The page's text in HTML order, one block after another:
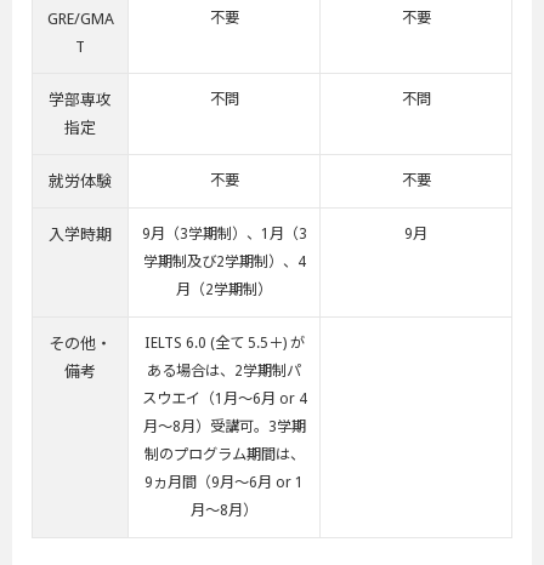
GRE/GMA
T
不要 不要
学部専攻
指定
不問 不問
就労体験 不要 不要
入学時期
9月（3学期制）、1月（3
学期制及び2学期制）、4
月（2学期制）
9月
その他・
備考
IELTS 6.0 (全て 5.5＋) が
ある場合は、2学期制パ
スウエイ（1月～6月 or 4
月～8月）受講可。3学期
制のプログラム期間は、
9ヵ月間（9月～6月 or 1
月～8月）